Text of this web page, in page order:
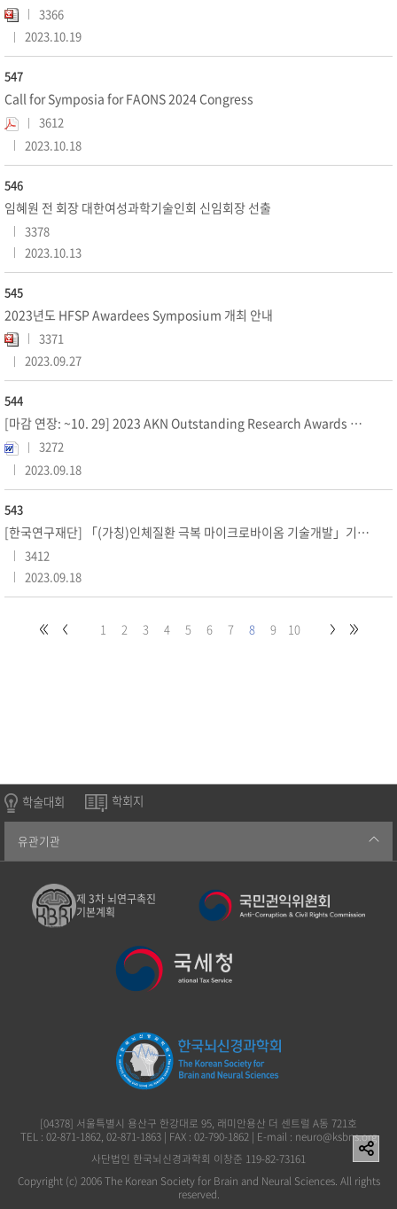
3366
2023.10.19
547
Call for Symposia for FAONS 2024 Congress
3612
2023.10.18
546
임혜원 전 회장 대한여성과학기술인회 신임회장 선출
3378
2023.10.13
545
2023년도 HFSP Awardees Symposium 개최 안내
3371
2023.09.27
544
[마감 연장: ~10. 29] 2023 AKN Outstanding Research Awards 신청서 접수 안내
3272
2023.09.18
543
[한국연구재단] 「(가칭)인체질환 극복 마이크로바이옴 기술개발」기획을 위한 기술수요조사 실시 안내
3412
2023.09.18
1 2 3 4 5 6 7 8 9 10
학술대회 학회지
유관기관
제 3차 뇌연구촉진
기본계획
[04378] 서울특별시 용산구 한강대로 95, 래미안용산 더 센트럴 A동 721호
TEL : 02-871-1862, 02-871-1863 | FAX : 02-790-1862 | E-mail : neuro@ksbns.org
사단법인 한국뇌신경과학회 이창준 119-82-73161
Copyright (c) 2006 The Korean Society for Brain and Neural Sciences. All rights
reserved.